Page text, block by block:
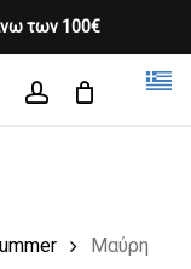
των 100€
CLOSE
CART
Μαύρη
Close